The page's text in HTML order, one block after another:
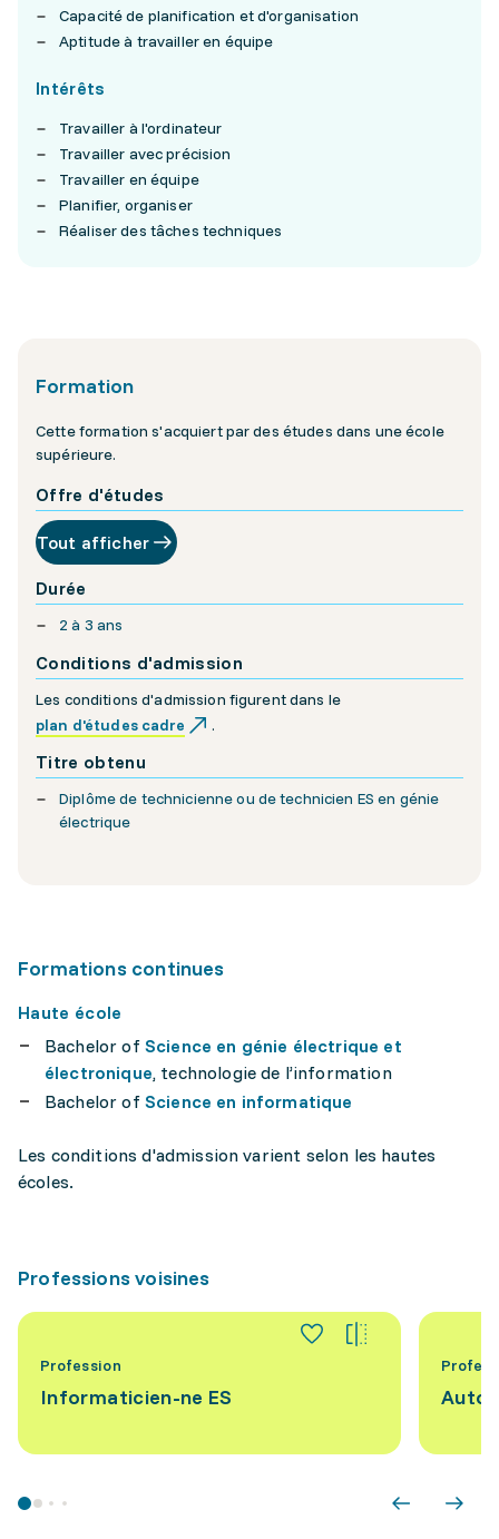
Capacité de planification et d'organisation
Aptitude à travailler en équipe
Intérêts
Travailler à l'ordinateur
Travailler avec précision
Travailler en équipe
Planifier, organiser
Réaliser des tâches techniques
Formation
Cette formation s'acquiert par des études dans une école
supérieure.
Offre d'études
Tout afficher
Durée
2 à 3 ans
Conditions d'admission
Les conditions d'admission figurent dans le
plan d'études cadre
.
Titre obtenu
Diplôme de technicienne ou de technicien ES en génie
électrique
Formations continues
Haute école
Bachelor of Science en génie électrique et
électronique, technologie de l’information
Bachelor of Science en informatique
Les conditions d'admission varient selon les hautes
écoles.
Professions voisines
Profession
Informaticien-ne ES